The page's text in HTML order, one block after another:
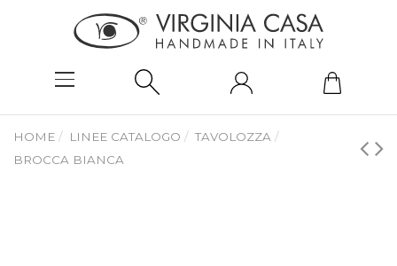
HOME LINEE CATALOGO
TAVOLOZZA
BROCCA BIANCA